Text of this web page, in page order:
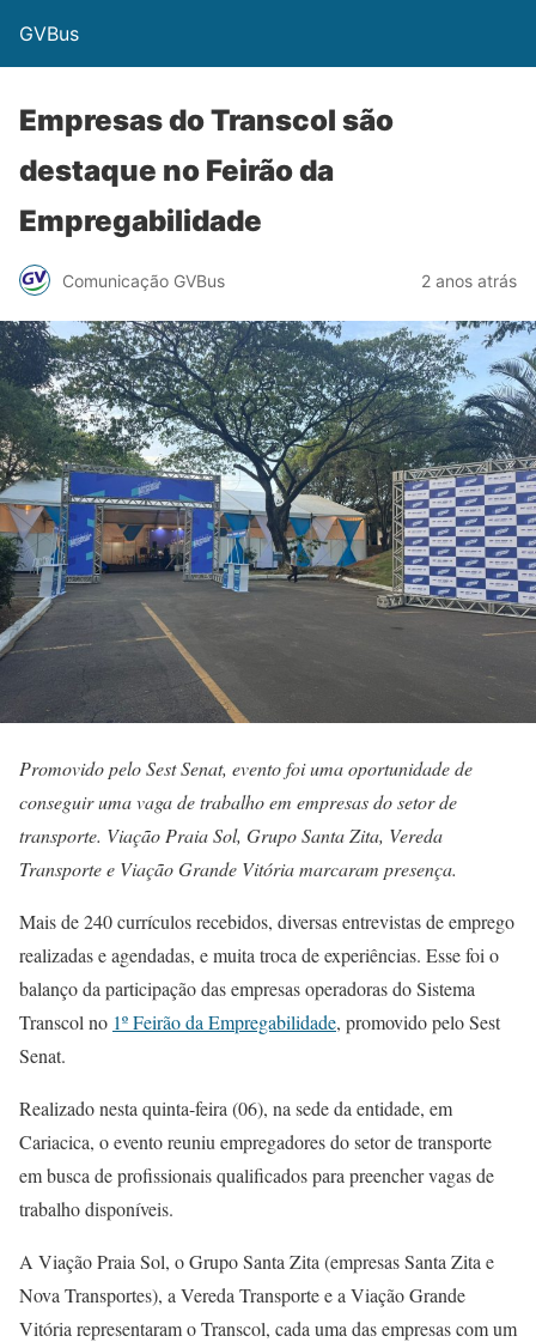
GVBus
Empresas do Transcol são
destaque no Feirão da
Empregabilidade
Comunicação GVBus 2 anos atrás
Promovido pelo Sest Senat, evento foi uma oportunidade de
conseguir uma vaga de trabalho em empresas do setor de
transporte. Viação Praia Sol, Grupo Santa Zita, Vereda
Transporte e Viação Grande Vitória marcaram presença.
Mais de 240 currículos recebidos, diversas entrevistas de emprego
realizadas e agendadas, e muita troca de experiências. Esse foi o
balanço da participação das empresas operadoras do Sistema
Transcol no 1º Feirão da Empregabilidade, promovido pelo Sest
Senat.
Realizado nesta quinta-feira (06), na sede da entidade, em
Cariacica, o evento reuniu empregadores do setor de transporte
em busca de profissionais qualificados para preencher vagas de
trabalho disponíveis.
A Viação Praia Sol, o Grupo Santa Zita (empresas Santa Zita e
Nova Transportes), a Vereda Transporte e a Viação Grande
Vitória representaram o Transcol, cada uma das empresas com um